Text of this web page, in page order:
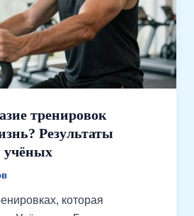
тренировок
Результаты
учёных
которая